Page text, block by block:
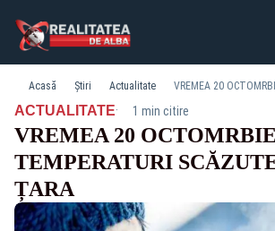
Acasă Știri Actualitate
ACTUALITATE· 1 min citire
VREMEA 20
TEMPERATURI
ȚARA